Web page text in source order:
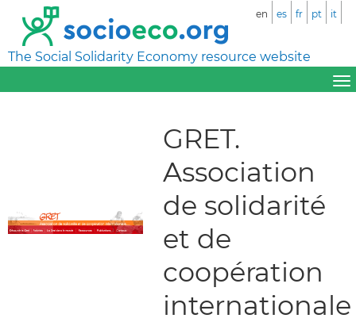
The Social Solidarity Economy resource website
en es fr pt it
GRET.
Association
de solidarité
et de
coopération
internationale